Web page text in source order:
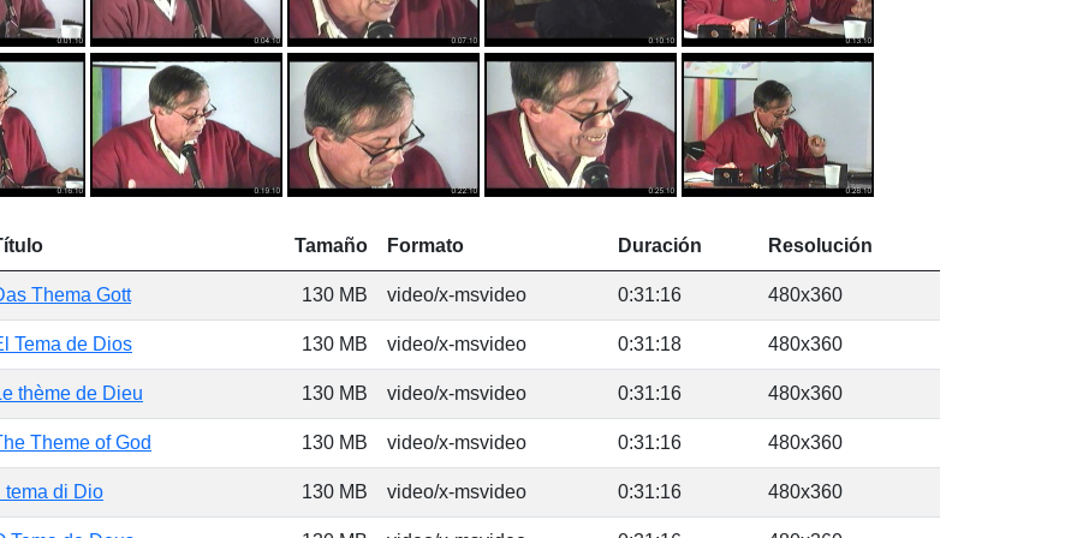
Tamaño Formato Duración Resolución
Thema Gott 130 MB video/x-msvideo 0:31:16 480x360
Tema de Dios 130 MB video/x-msvideo 0:31:18 480x360
thème de Dieu 130 MB video/x-msvideo 0:31:16 480x360
Theme of God 130 MB video/x-msvideo 0:31:16 480x360
tema di Dio 130 MB video/x-msvideo 0:31:16 480x360